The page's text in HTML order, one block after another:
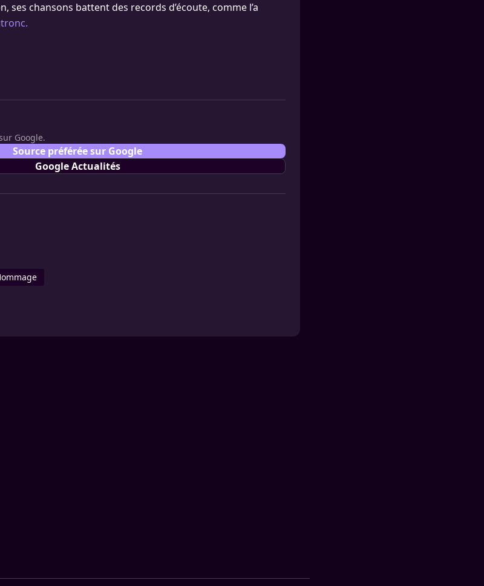
ses chansons battent des records d’écoute, comme l’a
Google.
Source préférée sur Google
Google Actualités